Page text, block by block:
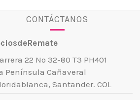
CONTÁCTANOS
22 No 32-80 T3 PH401
Península Cañaveral
Santander. COL